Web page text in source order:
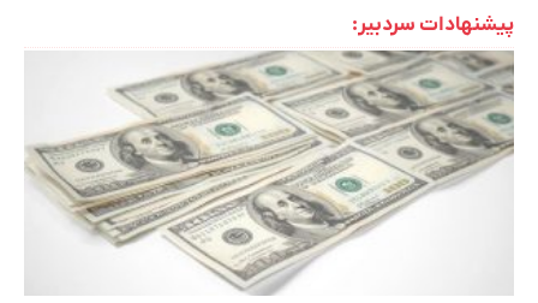
پیشنهادات سردبیر: